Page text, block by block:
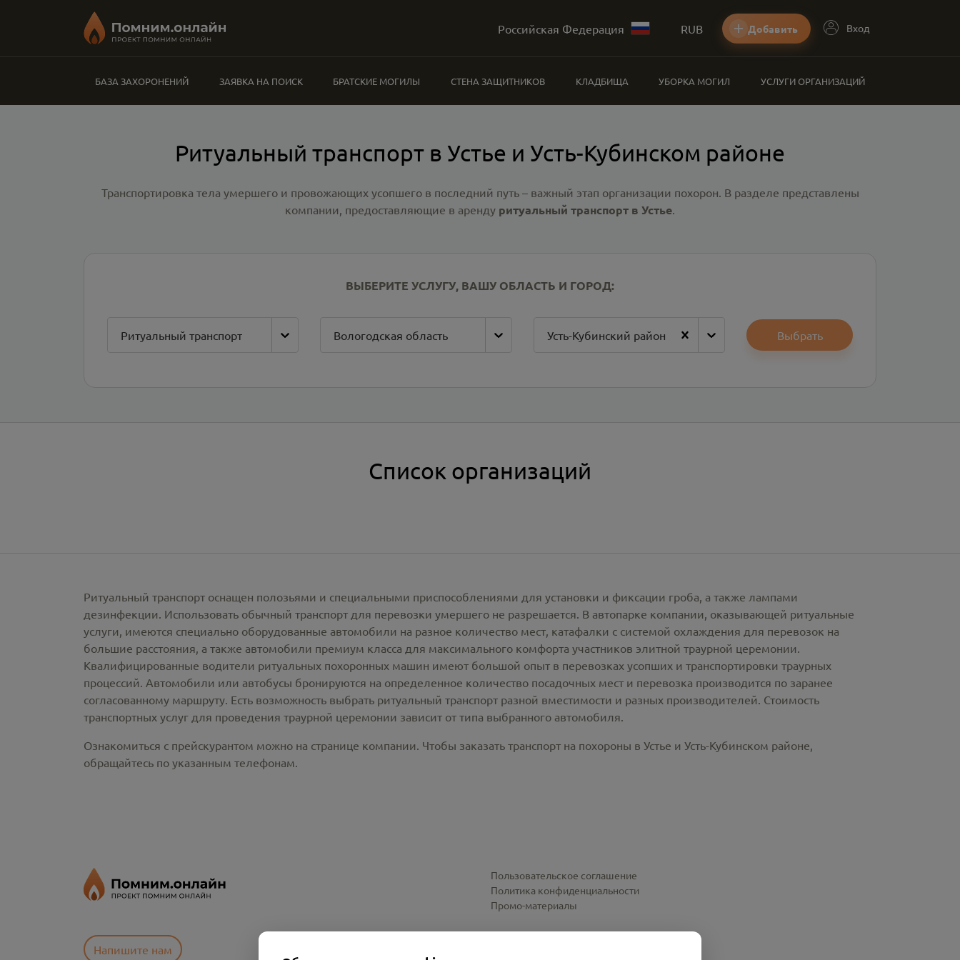
Российская Федерация RUB Добавить Вход
БАЗА ЗАХОРОНЕНИЙ ЗАЯВКА НА ПОИСК БРАТСКИЕ МОГИЛЫ СТЕНА ЗАЩИТНИКОВ КЛАДБИЩА УБОРКА МОГИЛ УСЛУГИ ОРГАНИЗАЦИЙ
Ритуальный транспорт в Устье и Усть-Кубинском районе
Транспортировка тела умершего и провожающих усопшего в последний путь – важный этап организации похорон. В разделе представлены
компании, предоставляющие в аренду ритуальный транспорт в Устье.
ВЫБЕРИТЕ УСЛУГУ, ВАШУ ОБЛАСТЬ И ГОРОД:
Ритуальный транспорт Вологодская область Усть-Кубинский район Выбрать
Список организаций
Ритуальный транспорт оснащен полозьями и специальными приспособлениями для установки и фиксации гроба, а также лампами
дезинфекции. Использовать обычный транспорт для перевозки умершего не разрешается. В автопарке компании, оказывающей ритуальные
услуги, имеются специально оборудованные автомобили на разное количество мест, катафалки с системой охлаждения для перевозок на
большие расстояния, а также автомобили премиум класса для максимального комфорта участников элитной траурной церемонии.
Квалифицированные водители ритуальных похоронных машин имеют большой опыт в перевозках усопших и транспортировки траурных
процессий. Автомобили или автобусы бронируются на определенное количество посадочных мест и перевозка производится по заранее
согласованному маршруту. Есть возможность выбрать ритуальный транспорт разной вместимости и разных производителей. Стоимость
транспортных услуг для проведения траурной церемонии зависит от типа выбранного автомобиля.
Ознакомиться с прейскурантом можно на странице компании. Чтобы заказать транспорт на похороны в Устье и Усть-Кубинском районе,
обращайтесь по указанным телефонам.
Напишите нам
Пользовательское соглашение
Политика конфиденциальности
Промо-материалы